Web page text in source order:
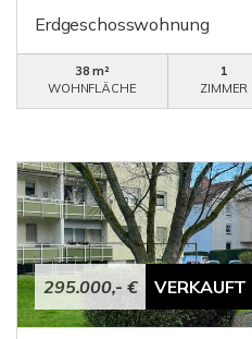
Erdgeschosswohnung
38 m²
WOHNFLÄCHE
1
ZIMMER
295.000,- € VERKAUFT